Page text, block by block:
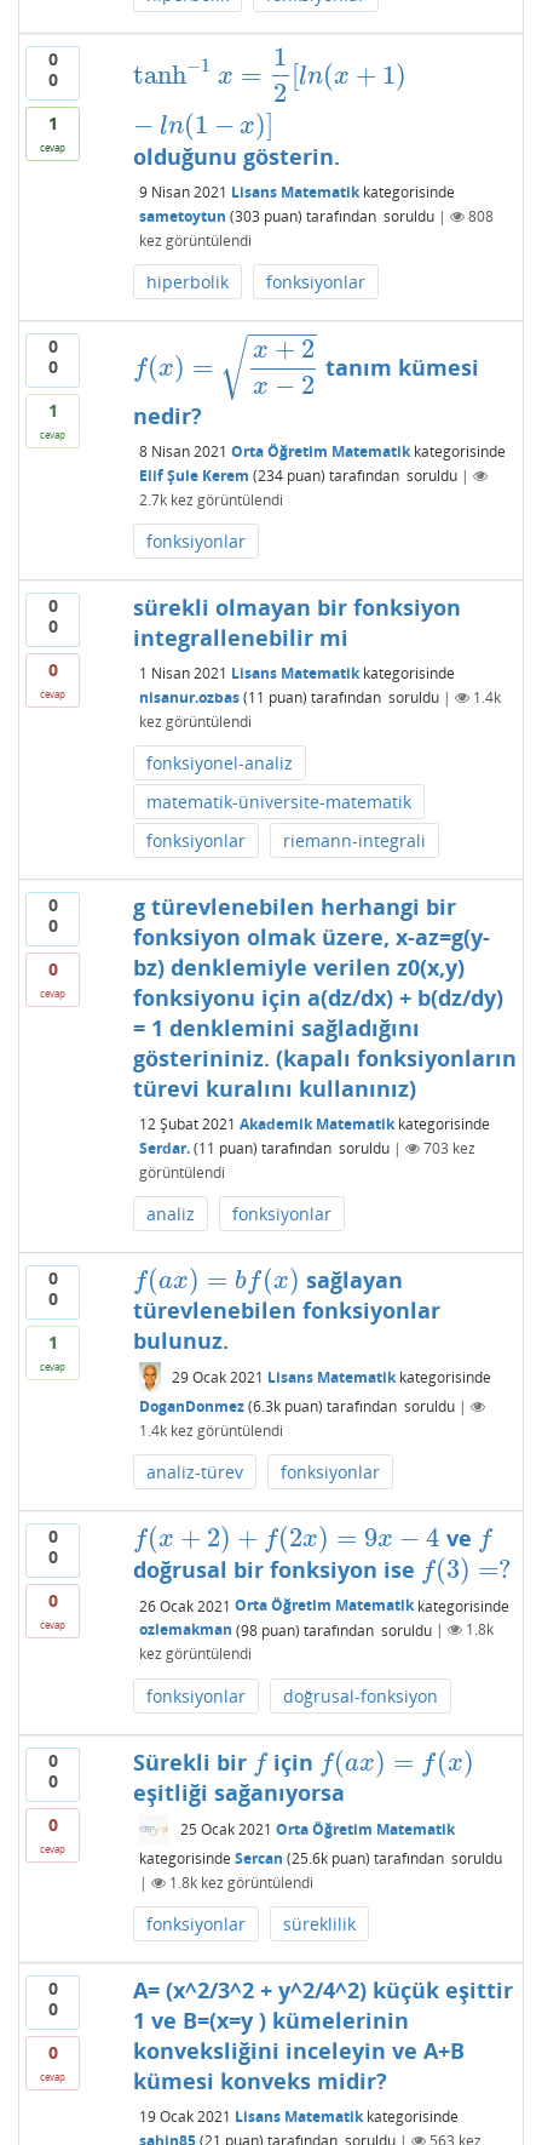
0
0
1
cevap
tanh−1 x =
1
2
[ln(x + 1)
− ln(1 − x)
tanh−1x =1 2[l n(x +1)−ln (1−x)]
olduğunu gösterin.
9 Nisan 2021 Lisans Matematikkategorisinde
sametoytun (303 puan) tarafından soruldu |
808
kez görüntülendi
hiperbolik fonksiyonlar
0
0
1
cevap
f(x) =
x + 2
x − 2
− −
−−−
√
f(x)=x +2x − 2
tanım kümesi
nedir?
8 Nisan 2021 Orta Öğretim Matematikkategorisinde
Elif Şule Kerem (234puan) tarafından soruldu |
2.7kkez görüntülendi
fonksiyonlar
0
0
0
cevap
sürekli olmayan bir fonksiyon
integrallenebilir mi
1 Nisan 2021 Lisans Matematikkategorisinde
nisanur.ozbas (11 puan) tarafından soruldu |
1.4k
kez görüntülendi
fonksiyonel-analiz
matematik-üniversite-matematik
fonksiyonlar
riemann-integrali
0
0
0
cevap
g türevlenebilen herhangi bir
fonksiyon olmak üzere, x-az=g(y-
bz) denklemiyle verilen z0(x,y)
fonksiyonu için a(dz/dx) + b(dz/dy)
= 1 denklemini sağladığını
gösterininiz. (kapalı fonksiyonların
türevi kuralını kullanınız)
12 Şubat 2021 Akademik Matematikkategorisinde
Serdar. (11 puan) tarafından soruldu | 703 kez
görüntülendi
analiz fonksiyonlar
0
0
1
cevap
f(ax) = bf(x)
f(ax)=b (x)
sağlayan
türevlenebilen fonksiyonlar
bulunuz.
29 Ocak 2021 Lisans Matematikkategorisinde
DoganDonmez (6.3kpuan) tarafından soruldu |
1.4kkez görüntülendi
analiz-türev fonksiyonlar
0
0
0
cevap
f(x + 2) + f(2x) = 9x − 4
f(x+2 )+f (2x )=9 x−4 ve f
f
doğrusal bir fonksiyon ise f(3) =?
f(3)=?
26 Ocak 2021 Orta Öğretim Matematikkategorisinde
ozlemakman (98puan) tarafından soruldu |
1.8k
kez görüntülendi
fonksiyonlar doğrusal-fonksiyon
0
0
0
cevap
Sürekli bir f
f için f(ax) = f(x)
f(ax)=f( x)
eşitliği sağanıyorsa
25 Ocak 2021 Orta Öğretim Matematik
kategorisinde Sercan (25.6kpuan) tarafından soruldu
|
1.8kkez görüntülendi
fonksiyonlar süreklilik
0
0
0
cevap
A= (x^2/3^2 + y^2/4^2) küçük eşittir
1 ve B=(x=y ) kümelerinin
konveksliğini inceleyin ve A+B
kümesi konveks midir?
19 Ocak 2021 Lisans Matematikkategorisinde
şahin85 (21 puan) tarafından soruldu | 563 kez